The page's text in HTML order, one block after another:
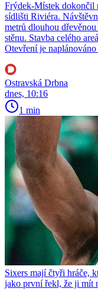
Frýdek-Místek dokončil
sídlišti Riviéra.
metrů dlouhou
stěnu. Stavba celého
Otevření je naplánováno
Ostravská Drbna
dnes, 10:16
1 min
Sixers mají čtyři hráče,
jako první řekl, že ji mít